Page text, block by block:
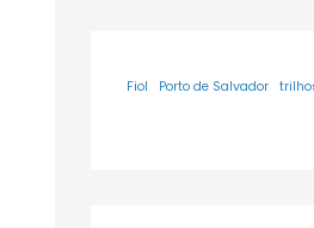
Fiol Porto de Salvador